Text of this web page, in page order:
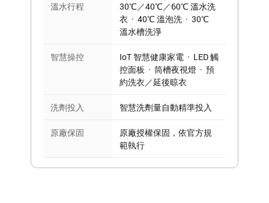
溫水行程
30℃／40℃／60℃ 溫水洗
衣 · 40℃ 溫泡洗 · 30℃
溫水槽洗淨
智慧操控
IoT 智慧健康家電 · LED 觸
控面板 · 筒槽夜視燈 · 預
約洗衣／延後晾衣
洗劑投入 智慧洗劑量自動精準投入
原廠保固
原廠授權保固，依官方規
範執行